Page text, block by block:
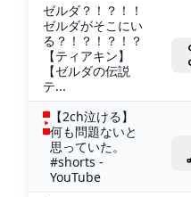
ゼルダ？！？！！
ゼルダがそこにい
る？！？！？！？
【ティアキン】
【ゼルダの伝説
テ...
【2ch泣ける】
何も問題ないと
思っていた。
#shorts -
YouTube